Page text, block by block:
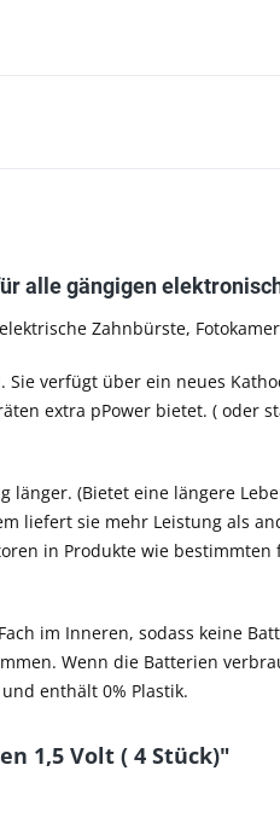
alle gängigen
Zahnbürste,
verfügt über ein neues
extra pPower bietet. ( oder
(Bietet eine längere
liefert sie mehr Leistung als
in Produkte wie
im Inneren, sodass keine
Wenn die Batterien
enthält 0% Plastik.
1,5 Volt ( 4 Stück)"